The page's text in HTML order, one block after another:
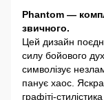
Phantom —
звичного.
Цей дизайн
силу бойового
символізує
панує хаос.
графіті-